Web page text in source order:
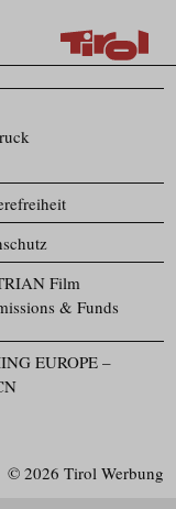
Film
& Funds
EUROPE –
© 2026 Tirol Werbung